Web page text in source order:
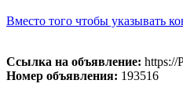
Вместо того чтобы указывать
Ссылка на объявление: https://
Номер объявления: 193516